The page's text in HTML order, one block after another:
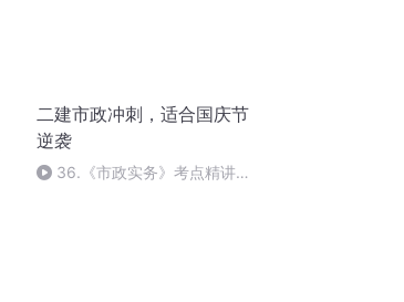
二建市政冲刺，适合国庆节
逆袭
36.《市政实务》考点精讲第